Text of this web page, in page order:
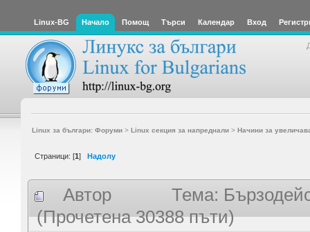
Linux-BG Начало Помощ Търси Календар Вход
Linux за българи: Форуми> Linux секция за напреднали> Начини за
Страници: [1] Надолу
Автор
Тема:
(Прочетена 30388 пъти)